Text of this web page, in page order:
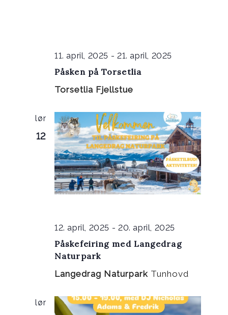
Påsken på Torsetlia
11. april, 2025 - 21. april, 2025
Torsetlia Fjellstue
lør
12
Påskefeiring med Langedrag
Naturpark
12. april, 2025 - 20. april, 2025
Langedrag Naturpark Tunhovd
lør